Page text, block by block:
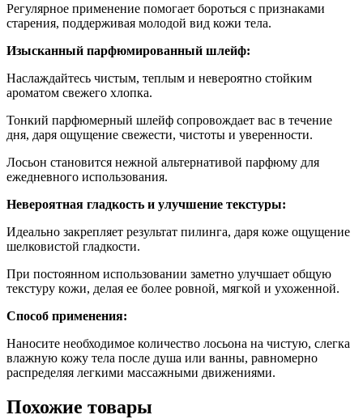
Регулярное применение помогает бороться с признаками
старения, поддерживая молодой вид кожи тела.
Изысканный парфюмированный шлейф:
Наслаждайтесь чистым, теплым и невероятно стойким
ароматом свежего хлопка.
Тонкий парфюмерный шлейф сопровождает вас в течение
дня, даря ощущение свежести, чистоты и уверенности.
Лосьон становится нежной альтернативой парфюму для
ежедневного использования.
Невероятная гладкость и улучшение текстуры:
Идеально закрепляет результат пилинга, даря коже ощущение
шелковистой гладкости.
При постоянном использовании заметно улучшает общую
текстуру кожи, делая ее более ровной, мягкой и ухоженной.
Способ применения:
Наносите необходимое количество лосьона на чистую, слегка
влажную кожу тела после душа или ванны, равномерно
распределяя легкими массажными движениями.
Похожие товары